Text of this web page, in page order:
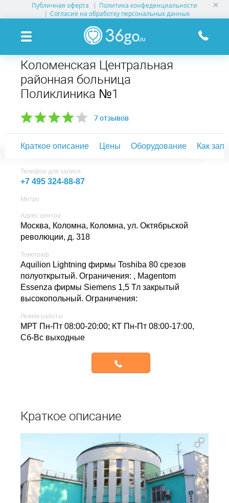
Публичная оферта
Политика конфеденциальности
Согласие на обработку персональных данных
УСЛУГИ КЛИНИК
КЛИНИКИ НА КАРТЕ
ПАМЯТКА ПАЦИЕНТУ
АКЦИИ
О ПРОЕКТЕ
Коломенская Центральная
районная больница
Поликлиника №1
7 отзывов
Краткое описание Цены Оборудование Как
Телефон для записи
+7 495 324-88-87
Метро
Адрес центра
Москва, Коломна, Коломна, ул. Октябрьской
революции, д. 318
Томограф
Aquilion Lightning фирмы Toshiba 80 срезов
полуоткрытый. Ограничения: , Magentom
Essenza фирмы Siemens 1,5 Тл закрытый
высокопольный. Ограничения:
Режим работы
МРТ Пн-Пт 08:00-20:00; КТ Пн-Пт 08:00-17:00,
Сб-Вс выходные
Краткое описание